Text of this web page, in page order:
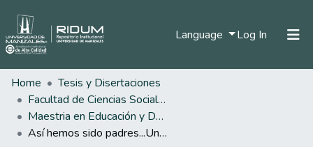
Language Log In (current)
Home
Tesis y Disertaciones
Facultad de Ciencias Sociales y Humanas
Maestria en Educación y Desarrollo Humano
Así hemos sido padres...Un aporte a la construcción de las representaciones sociales sobre paternidad.